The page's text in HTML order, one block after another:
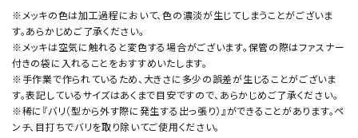
※メッキの色は加工過程において、色の濃淡が生じてしまうことがございま
す。あらかじめご了承ください。
※メッキは空気に触れると変色する場合がございます。保管の際はファスナー
付きの袋に入れることをおすすめいたします。
※手作業で作られているため、大きさに多少の誤差が生じることがございま
す。表記しているサイズはあくまで目安ですので、あらかじめご了承ください。
※稀に『バリ（型から外す際に発生する出っ張り）』ができることがあります。ペ
ンチ、目打ちでバリを取り除いてご使用ください。